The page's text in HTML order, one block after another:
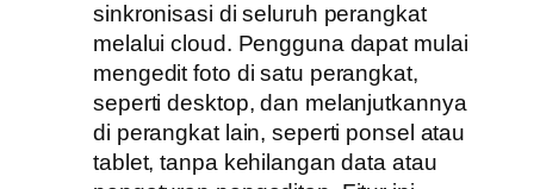
sinkronisasi di seluruh perangkat
melalui cloud. Pengguna dapat mulai
mengedit foto di satu perangkat,
seperti desktop, dan melanjutkannya
di perangkat lain, seperti ponsel atau
tablet, tanpa kehilangan data atau